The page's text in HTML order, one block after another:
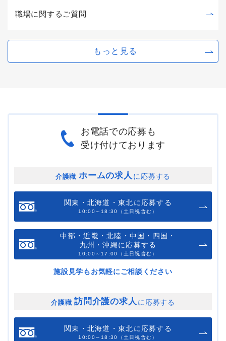
職場に関するご質問
もっと見る
お電話での応募も
受け付けております
介護職 ホームの求人 に応募する
関東・北海道・東北に応募する
10:00～18:30（土日祝含む）
中部・近畿・北陸・中国・四国・
九州・沖縄に応募する
10:00～17:00（土日祝含む）
施設見学もお気軽にご相談ください
介護職 訪問介護の求人 に応募する
関東・北海道・東北に応募する
10:00～18:30（土日祝含む）